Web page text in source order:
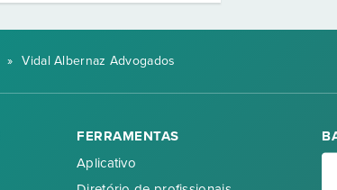
» Vidal Albernaz Advogados
FERRAMENTAS
Aplicativo